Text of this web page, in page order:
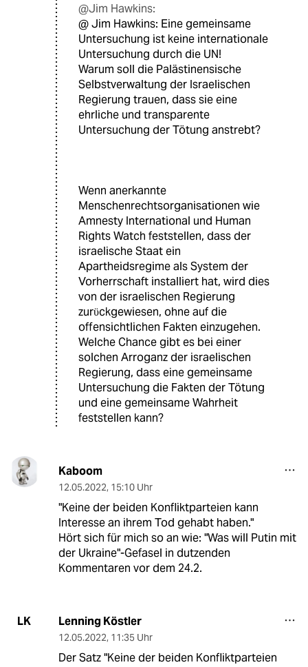
@Jim Hawkins:
@ Jim Hawkins: Eine gemeinsame
Untersuchung ist keine internationale
Untersuchung durch die UN!
Warum soll die Palästinensische
Selbstverwaltung der Israelischen
Regierung trauen, dass sie eine
ehrliche und transparente
Untersuchung der Tötung anstrebt?
Wenn anerkannte
Menschenrechtsorganisationen wie
Amnesty International und Human
Rights Watch feststellen, dass der
israelische Staat ein
Apartheidsregime als System der
Vorherrschaft installiert hat, wird dies
von der israelischen Regierung
zurϋckgewiesen, ohne auf die
offensichtlichen Fakten einzugehen.
Welche Chance gibt es bei einer
solchen Arroganz der israelischen
Regierung, dass eine gemeinsame
Untersuchung die Fakten der Tötung
und eine gemeinsame Wahrheit
feststellen kann?
Kaboom
12.05.2022, 15:10 Uhr
"Keine der beiden Konfliktparteien kann
Interesse an ihrem Tod gehabt haben."
Hört sich für mich so an wie: "Was will Putin mit
der Ukraine"-Gefasel in dutzenden
Kommentaren vor dem 24.2.
LK Lenning Köstler
12.05.2022, 11:35 Uhr
Der Satz "Keine der beiden Konfliktparteien